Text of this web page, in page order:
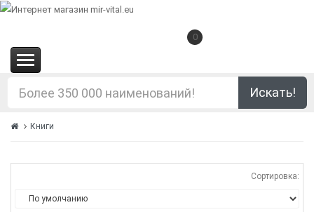
0
Искать!
Книги
Сортировка: